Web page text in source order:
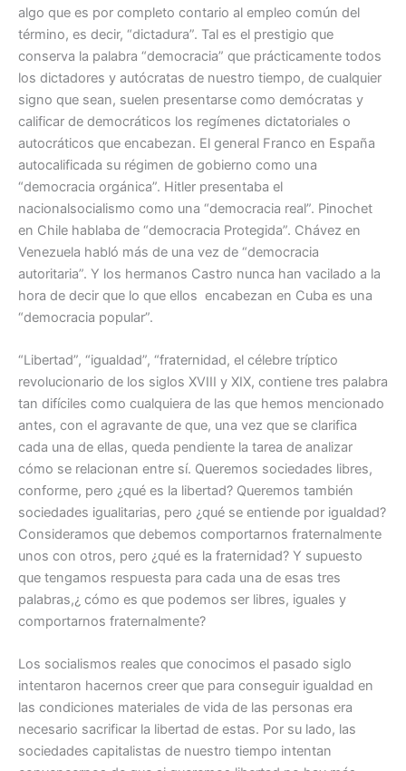
algo que es por completo contario al empleo común del
término, es decir, “dictadura”. Tal es el prestigio que
conserva la palabra “democracia” que prácticamente todos
los dictadores y autócratas de nuestro tiempo, de cualquier
signo que sean, suelen presentarse como demócratas y
calificar de democráticos los regímenes dictatoriales o
autocráticos que encabezan. El general Franco en España
autocalificada su régimen de gobierno como una
“democracia orgánica”. Hitler presentaba el
nacionalsocialismo como una “democracia real”. Pinochet
en Chile hablaba de “democracia Protegida”. Chávez en
Venezuela habló más de una vez de “democracia
autoritaria”. Y los hermanos Castro nunca han vacilado a la
hora de decir que lo que ellos encabezan en Cuba es una
“democracia popular”.
“Libertad”, “igualdad”, “fraternidad, el célebre tríptico
revolucionario de los siglos XVIII y XIX, contiene tres palabra
tan difíciles como cualquiera de las que hemos mencionado
antes, con el agravante de que, una vez que se clarifica
cada una de ellas, queda pendiente la tarea de analizar
cómo se relacionan entre sí. Queremos sociedades libres,
conforme, pero ¿qué es la libertad? Queremos también
sociedades igualitarias, pero ¿qué se entiende por igualdad?
Consideramos que debemos comportarnos fraternalmente
unos con otros, pero ¿qué es la fraternidad? Y supuesto
que tengamos respuesta para cada una de esas tres
palabras,¿ cómo es que podemos ser libres, iguales y
comportarnos fraternalmente?
Los socialismos reales que conocimos el pasado siglo
intentaron hacernos creer que para conseguir igualdad en
las condiciones materiales de vida de las personas era
necesario sacrificar la libertad de estas. Por su lado, las
sociedades capitalistas de nuestro tiempo intentan